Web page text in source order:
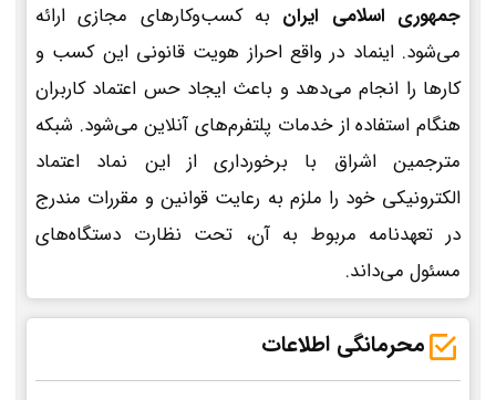
جمهوری اسلامی ایران به کسب‌وکارهای مجازی ارائه
می‌شود. اینماد در واقع احراز هویت قانونی این کسب و
کارها را انجام می‌دهد و باعث ایجاد حس اعتماد کاربران
هنگام استفاده از خدمات پلتفرم‌های آنلاین می‌شود. شبکه
مترجمین اشراق با برخورداری از این نماد اعتماد
الکترونیکی خود را ملزم به رعایت قوانین و مقررات مندرج
در تعهدنامه مربوط به آن، تحت نظارت دستگاه‌های
مسئول می‌داند.
محرمانگی اطلاعات